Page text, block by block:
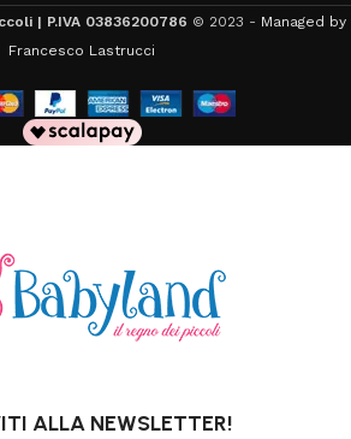
| P.IVA 03836200786 © 2023 - Managed by
Francesco Lastrucci
ALLA NEWSLETTER!